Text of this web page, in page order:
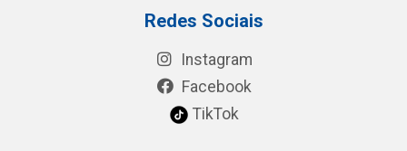
Redes Sociais
Instagram
Facebook
TikTok